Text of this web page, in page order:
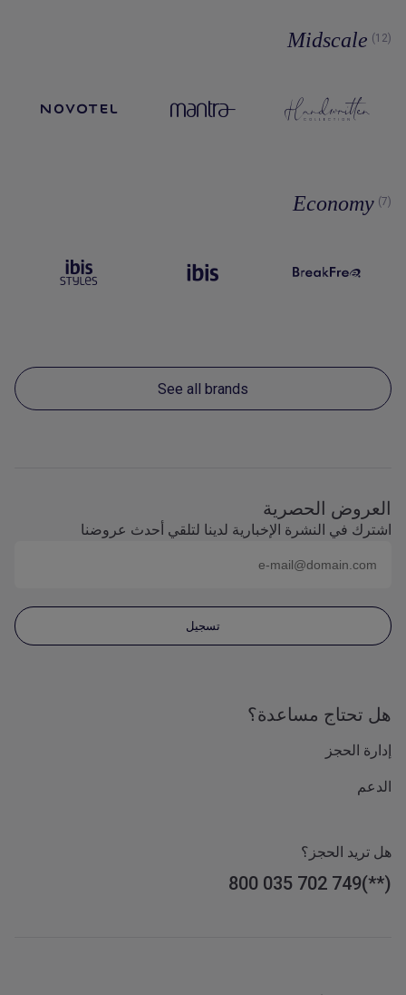
Midscale (12)
Economy (7)
See all brands
العروض الحصرية
اشترك في النشرة الإخبارية لدينا لتلقي أحدث عروضنا
تسجيل
هل تحتاج مساعدة؟
إدارة الحجز
الدعم
هل تريد الحجز؟
800 035 702 749